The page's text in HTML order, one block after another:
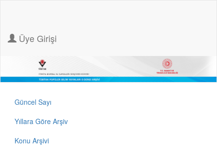
Üye Girişi
Güncel Sayı
Yıllara Göre Arşiv
Konu Arşivi